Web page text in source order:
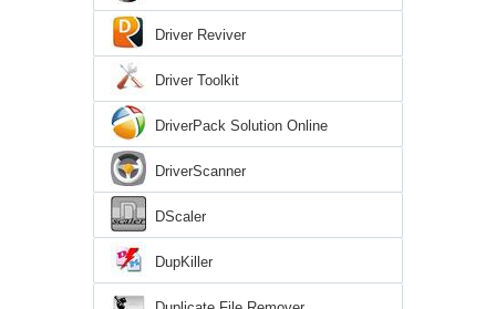
Driver Reviver
Driver Toolkit
DriverPack Solution Online
DriverScanner
DScaler
DupKiller